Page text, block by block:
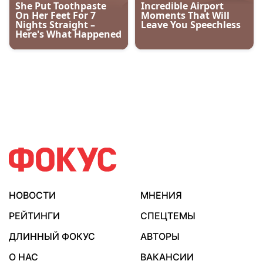
НОВОСТИ
МНЕНИЯ
РЕЙТИНГИ
СПЕЦТЕМЫ
ДЛИННЫЙ ФОКУС
АВТОРЫ
О НАС
ВАКАНСИИ